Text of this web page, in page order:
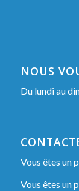
NOUS
Du lundi au
Vous êtes un
Vous êtes un